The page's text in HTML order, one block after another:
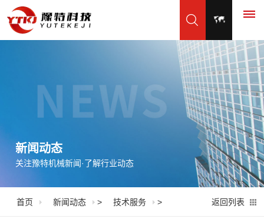
页
产
展
新闻动态
关注豫特机械新闻·了解行业动态
首页 新闻动态 > 技术服务 > 返回列表